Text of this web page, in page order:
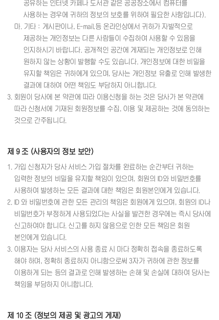
공유하는 인터넷 카페나 도서관 같은 공공장소에서 컴퓨터를
사용하는 경우에 귀하의 정보의 보호를 위하여 필요한 사항입니다).
마. 기타 : 게시판이나, E-mail,등 온라인상에서 귀하가 자발적으로
제공하는 개인정보는 다른 사람들이 수집하여 사용할 수 있음을
인지하시기 바랍니다. 공개적인 공간에 게재되는 개인정보로 인해
원하지 않는 상황이 발행할 수도 있습니다. 개인정보에 대한 비밀을
유지할 책임은 귀하에게 있으며, 당사는 개인정보 유출로 인해 발생한
결과에 대하여 어떤 책임도 부담하지 아니합니다.
3. 회원이 당사에 본 약관에 따라 이용신청을 하는 것은 당사가 본 약관에
따라 신청서에 기재된 회원정보를 수집, 이용 및 제공하는 것에 동의하는
것으로 간주됩니다.
제 9 조 (사용자의 정보 보안)
1. 가입 신청자가 당사 서비스 가입 절차를 완료하는 순간부터 귀하는
입력한 정보의 비밀을 유지할 책임이 있으며, 회원의 ID와 비밀번호를
사용하여 발생하는 모든 결과에 대한 책임은 회원본인에게 있습니다.
2. ID 와 비밀번호에 관한 모든 관리의 책임은 회원에게 있으며, 회원의 ID나
비밀번호가 부정하게 사용되었다는 사실을 발견한 경우에는 즉시 당사에
신고하여야 합니다. 신고를 하지 않음으로 인한 모든 책임은 회원
본인에게 있습니다.
3. 이용자는 당사 서비스의 사용 종료 시 마다 정확히 접속을 종료하도록
해야 하며, 정확히 종료하지 아니함으로써 3자가 귀하에 관한 정보를
이용하게 되는 등의 결과로 인해 발생하는 손해 및 손실에 대하여 당사는
책임을 부담하지 아니합니다.
제 10 조 (정보의 제공 및 광고의 게재)